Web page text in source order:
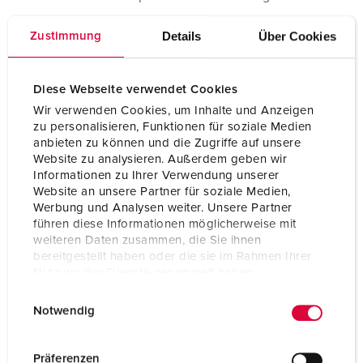
Zustimmung Details Über Cookies
Diese Webseite verwendet Cookies
Wir verwenden Cookies, um Inhalte und Anzeigen
zu personalisieren, Funktionen für soziale Medien
anbieten zu können und die Zugriffe auf unsere
Website zu analysieren. Außerdem geben wir
Informationen zu Ihrer Verwendung unserer
Website an unsere Partner für soziale Medien,
Werbung und Analysen weiter. Unsere Partner
führen diese Informationen möglicherweise mit
weiteren Daten zusammen, die Sie ihnen
bereitgestellt haben oder die sie im Rahmen Ihrer
Notwendig
Präferenzen
Disponibilizamos as nossas tomadas de montagem na
particularmente bem contra produtos químicos, óleos e
substâncias similares. A variante em plástico especial está
também equipada com suportes de contacto altamente
resistentes ao calor e contactos niquelados.
A nossa gama de fichas e tomadas